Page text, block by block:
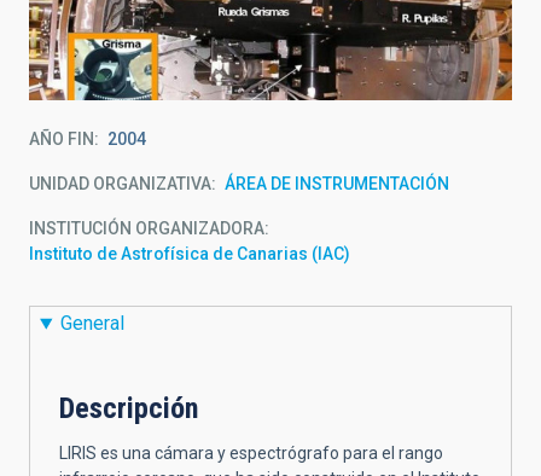
AÑO FIN 2004
UNIDAD ORGANIZATIVA ÁREA DE INSTRUMENTACIÓN
INSTITUCIÓN ORGANIZADORA
Instituto de Astrofísica de Canarias (IAC)
General
Descripción
LIRIS es una cámara y espectrógrafo para el rango